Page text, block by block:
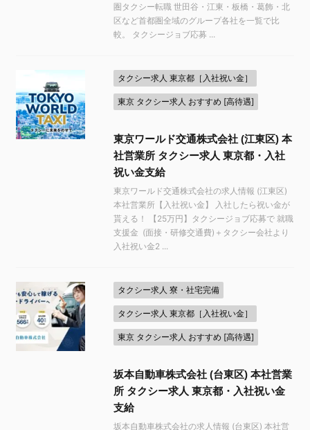
圏タクシー転職 世田谷・江東・板橋・葛飾・北
区など首都圏全域のグループ各社を一覧で比
較。 タクシージョブ応募 ...
タクシー求人 東京都［入社祝い金］
東京 タクシー求人 おすすめ [高待遇]
東京ワールド交通株式会社 (江東区) 本
社営業所 タクシー求人 東京都・入社
祝い金支給
東京ワールド交通株式会社の求人情報 (江東区)
本社営業所【入社祝い金】 入社したら祝い金が
貰える！ 【25万円】タクシージョブ応募で 就職
支援金 (面接・研修交通費)＋タクシー会社より
入社祝い金2 ...
タクシー求人 寮・社宅完備
タクシー求人 東京都［入社祝い金］
東京 タクシー求人 おすすめ [高待遇]
坂本自動車株式会社 (台東区) 本社営業
所 タクシー求人 東京都・入社祝い金
支給
坂本自動車株式会社の求人情報 (台東区) 本社営